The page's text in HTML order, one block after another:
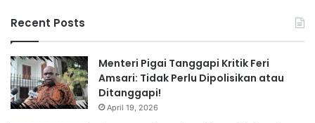
Recent Posts
Menteri Pigai Tanggapi Kritik Feri
Amsari: Tidak Perlu Dipolisikan atau
Ditanggapi!
April 19, 2026